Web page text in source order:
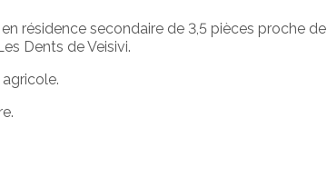
résidence secondaire de 3,5 pièces proche de
Dents de Veisivi.